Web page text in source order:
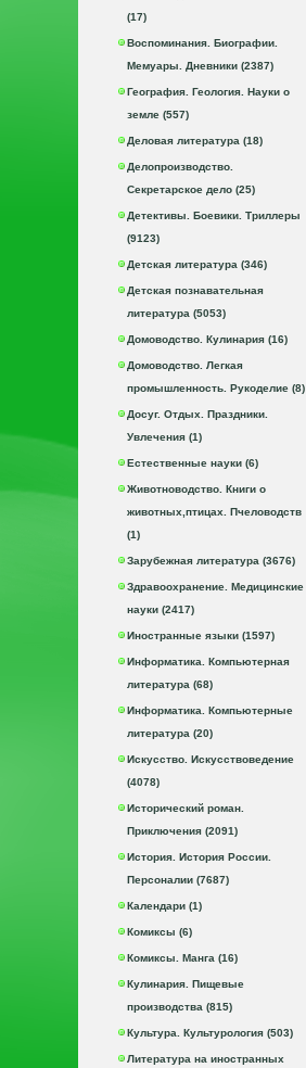
(17)
Воспоминания. Биографии.
Мемуары. Дневники (2387)
География. Геология. Науки о
земле (557)
Деловая литература (18)
Делопроизводство.
Секретарское дело (25)
Детективы. Боевики. Триллеры
(9123)
Детская литература (346)
Детская познавательная
литература (5053)
Домоводство. Кулинария (16)
Домоводство. Легкая
промышленность. Рукоделие (8)
Досуг. Отдых. Праздники.
Увлечения (1)
Естественные науки (6)
Животноводство. Книги о
животных,птицах. Пчеловодств
(1)
Зарубежная литература (3676)
Здравоохранение. Медицинские
науки (2417)
Иностранные языки (1597)
Информатика. Компьютерная
литература (68)
Информатика. Компьютерные
литература (20)
Искусство. Искусствоведение
(4078)
Исторический роман.
Приключения (2091)
История. История России.
Персоналии (7687)
Календари (1)
Комиксы (6)
Комиксы. Манга (16)
Кулинария. Пищевые
производства (815)
Культура. Культурология (503)
Литература на иностранных